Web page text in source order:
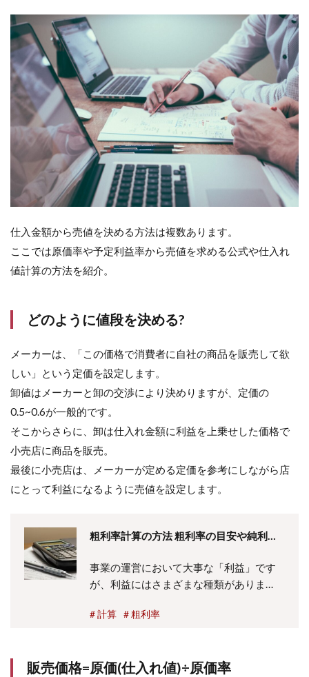
仕入金額から売値を決める方法は複数あります。
ここでは原価率や予定利益率から売値を求める公式や仕入れ
値計算の方法を紹介。
どのように値段を決める?
メーカーは、「この価格で消費者に自社の商品を販売して欲
しい」という定価を設定します。
卸値はメーカーと卸の交渉により決めりますが、定価の
0.5~0.6が一般的です。
そこからさらに、卸は仕入れ金額に利益を上乗せした価格で
小売店に商品を販売。
最後に小売店は、メーカーが定める定価を参考にしながら店
にとって利益になるように売値を設定します。
粗利率計算の方法 粗利率の目安や純利益
事業の運営において大事な「利益」です
が、利益にはさまざまな種類がありま
の源泉ともいわれる重要な利益。しかし
多いでしょう。記事では粗利…...
計算 粗利率
販売価格=原価(仕入れ値)÷原価率